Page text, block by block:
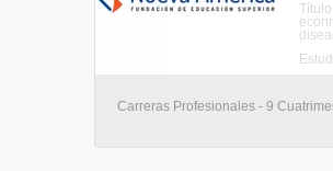
Carreras Profesionales - 9